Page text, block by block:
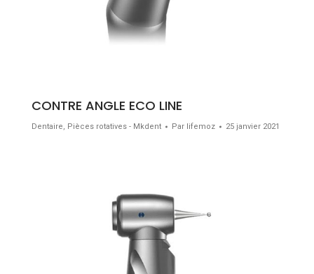
CONTRE ANGLE ECO LINE
Dentaire, Pièces rotatives - Mkdent Par lifemoz 25 janvier 2021